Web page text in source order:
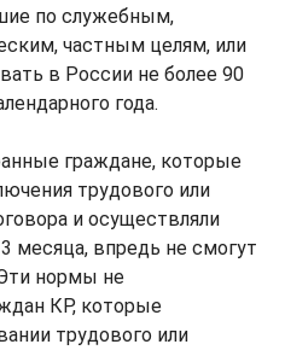
по служебным,
частным целям, или
в России не более 90
года.
граждане, которые
трудового или
и осуществляли
месяца, впредь не смогут
нормы не
КР, которые
трудового или